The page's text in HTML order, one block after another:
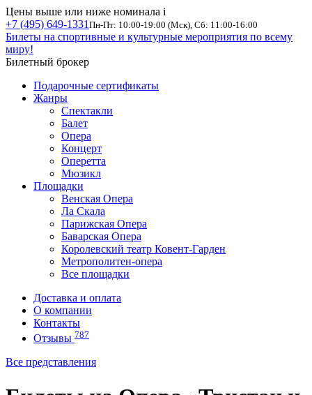
Цены выше или ниже номинала i
+7 (495) 649-1331 Пн-Пт: 10:00-19:00 (Мск), Сб: 11:00-16:00
Билеты на спортивные и культурные мероприятия по всему
миру!
Билетный брокер
Подарочные сертификаты
Жанры
Спектакли
Балет
Опера
Концерт
Оперетта
Мюзикл
Площадки
Венская Опера
Ла Скала
Парижская Опера
Баварская Опера
Королевский театр Ковент-Гарден
Метрополитен-опера
Все площадки
Доставка и оплата
О компании
Контакты
Отзывы 787
Все представления